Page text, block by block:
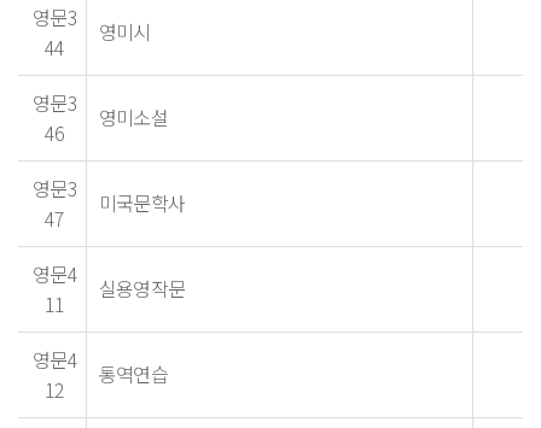
영문3
44
영미시
영문3
46
영미소설
영문3
47
미국문학사
영문4
11
실용영작문
영문4
12
통역연습